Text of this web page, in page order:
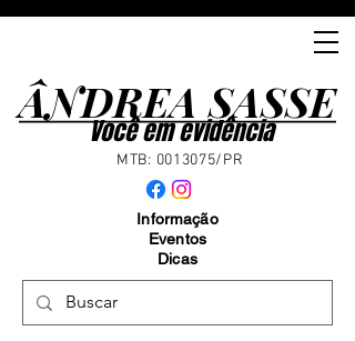
ÂNDREA SASSE
ÂNDREA SASSE
Você em evidência
MTB: 0013075/PR
Informação
Eventos
Dicas